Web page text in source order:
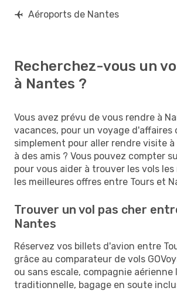
Aéroports de Nantes
Recherchez-vous un
à Nantes ?
Vous avez prévu de vous rendre à
vacances, pour un voyage d'affaires
simplement pour aller rendre visite
à des amis ? Vous pouvez compter
pour vous aider à trouver les vols
les meilleures offres entre Tours et
Trouver un vol pas cher
Nantes
Réservez vos billets d'avion entre
grâce au comparateur de vols
ou sans escale, compagnie aérienne
traditionnelle, bagage en soute